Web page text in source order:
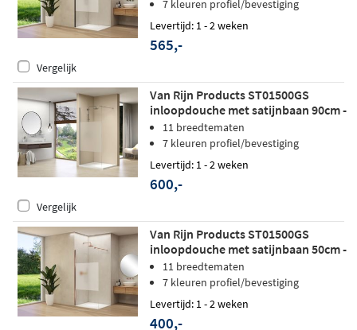
7 kleuren profiel/bevestiging
Levertijd: 1 - 2 weken
565,-
Vergelijk
Van Rijn Products ST01500GS
inloopdouche met satijnbaan 90cm -
Geborsteld RVS
11 breedtematen
7 kleuren profiel/bevestiging
Levertijd: 1 - 2 weken
600,-
Vergelijk
Van Rijn Products ST01500GS
inloopdouche met satijnbaan 50cm -
Geborsteld koper - zonder
stabilisatiestang
11 breedtematen
7 kleuren profiel/bevestiging
Levertijd: 1 - 2 weken
400,-